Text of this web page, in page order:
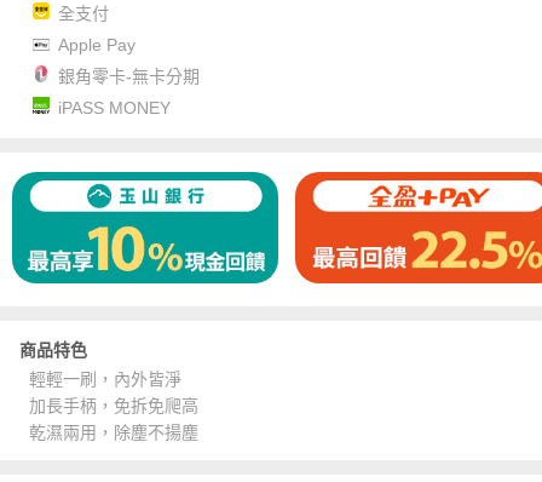
全支付
Apple Pay
銀角零卡-無卡分期
iPASS MONEY
商品特色
輕輕一刷，內外皆淨
加長手柄，免拆免爬高
乾濕兩用，除塵不揚塵